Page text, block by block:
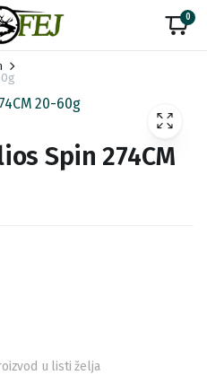
0
Spin 274CM
u listi želja